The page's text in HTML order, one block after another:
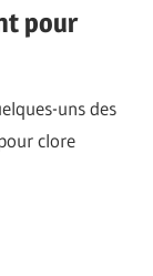
pour
uns des
clore